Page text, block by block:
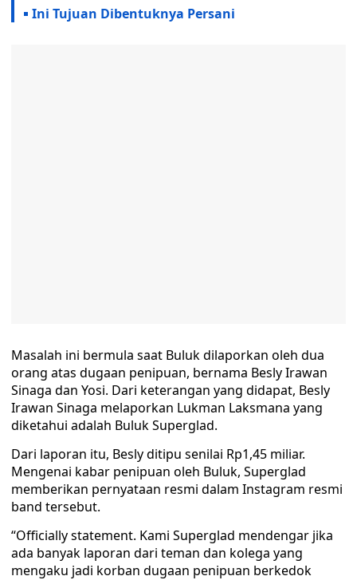
Ini Tujuan Dibentuknya Persani
Masalah ini bermula saat Buluk dilaporkan oleh dua
orang atas dugaan penipuan, bernama Besly Irawan
Sinaga dan Yosi. Dari keterangan yang didapat, Besly
Irawan Sinaga melaporkan Lukman Laksmana yang
diketahui adalah Buluk Superglad.
Dari laporan itu, Besly ditipu senilai Rp1,45 miliar.
Mengenai kabar penipuan oleh Buluk, Superglad
memberikan pernyataan resmi dalam Instagram resmi
band tersebut.
“Officially statement. Kami Superglad mendengar jika
ada banyak laporan dari teman dan kolega yang
mengaku jadi korban dugaan penipuan berkedok